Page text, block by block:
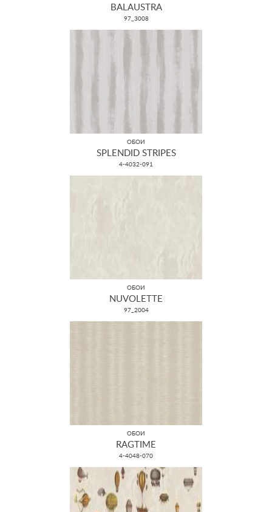
BALAUSTRA
97_3008
ОБОИ
SPLENDID STRIPES
4-4032-091
ОБОИ
NUVOLETTE
97_2004
ОБОИ
RAGTIME
4-4048-070